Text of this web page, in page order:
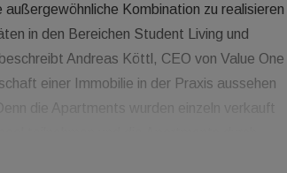
Kombination zu realisieren
in den Bereichen Student Living und
Andreas Köttl, CEO von Value One
einer Immobilie in der Praxis aussehen
die Apartments wurden einzeln verkauft